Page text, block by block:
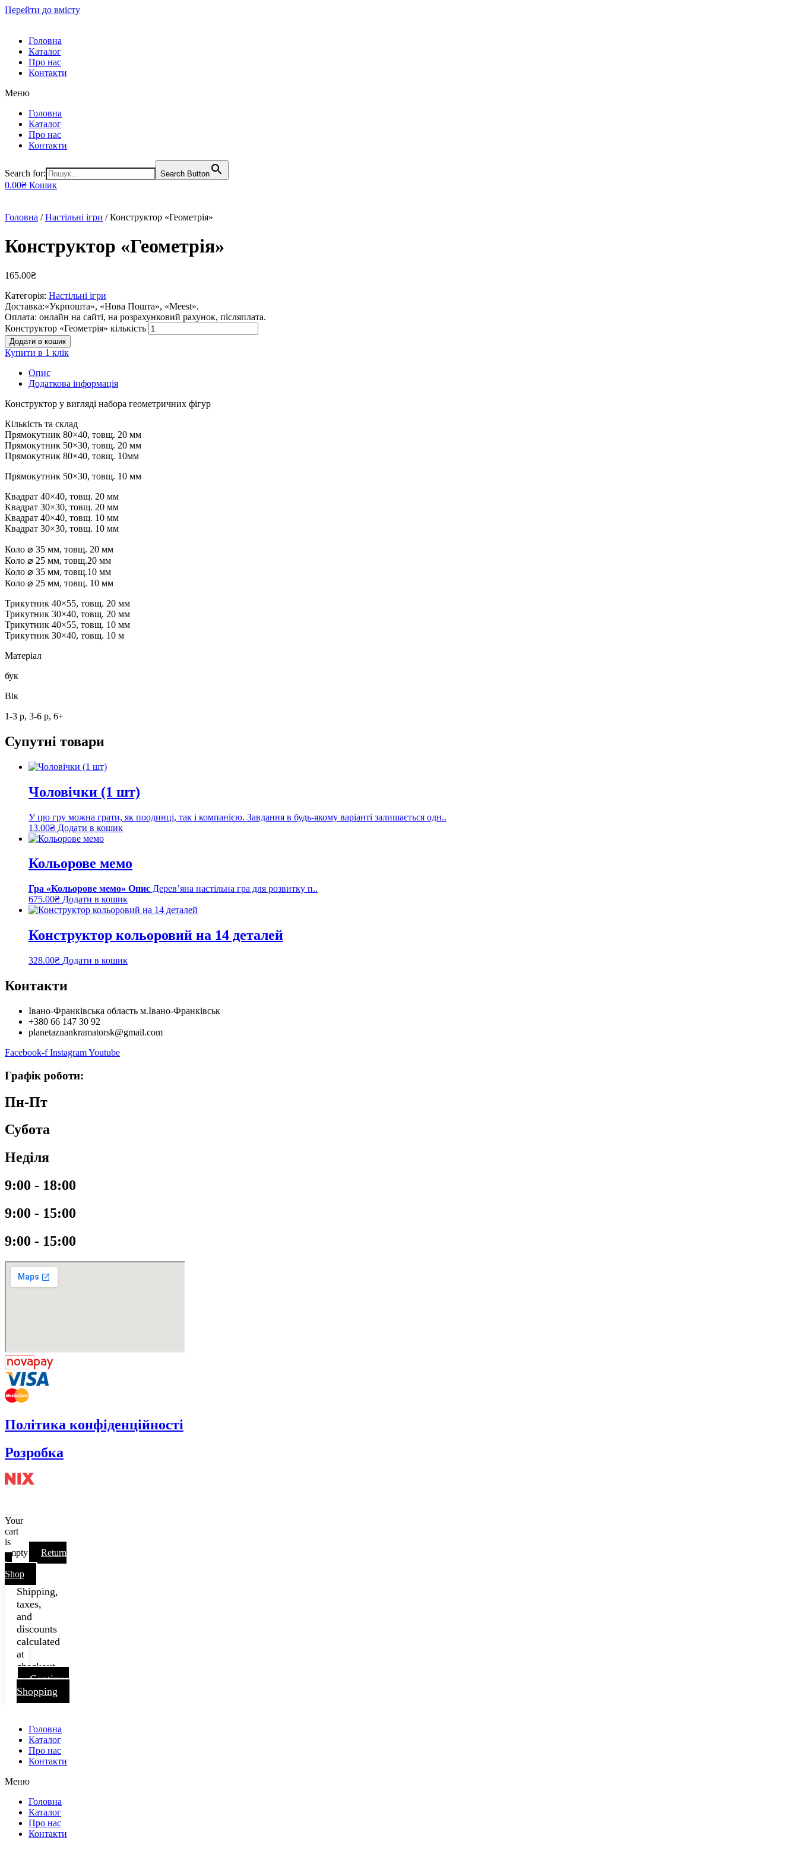
Перейти до вмісту
Головна
Каталог
Про нас
Контакти
Меню
Головна
Каталог
Про нас
Контакти
Search for: Search Button
0.00₴ Кошик
Головна /Настільні ігри / Конструктор «Геометрія»
Конструктор «Геометрія»
165.00₴
Категорія: Настільні ігри
Доставка:«Укрпошта», «Нова Пошта», «Meest».
Оплата: онлайн на сайті, на розрахунковий рахунок, післяплата.
Конструктор «Геометрія» кількість
Додати в кошик
Купити в 1 клiк
Опис
Додаткова інформація
Конструктор у вигляді набора геометричних фігур
Кількість та склад
Прямокутник 80×40, товщ. 20 мм
Прямокутник 50×30, товщ. 20 мм
Прямокутник 80×40, товщ. 10мм
Прямокутник 50×30, товщ. 10 мм
Квадрат 40×40, товщ. 20 мм
Квадрат 30×30, товщ. 20 мм
Квадрат 40×40, товщ. 10 мм
Квадрат 30×30, товщ. 10 мм
Коло ⌀ 35 мм, товщ. 20 мм
Коло ⌀ 25 мм, товщ.20 мм
Коло ⌀ 35 мм, товщ.10 мм
Коло ⌀ 25 мм, товщ. 10 мм
Трикутник 40×55, товщ. 20 мм
Трикутник 30×40, товщ. 20 мм
Трикутник 40×55, товщ. 10 мм
Трикутник 30×40, товщ. 10 м
Матеріал
бук
Вік
1-3 р, 3-6 р, 6+
Супутні товари
Чоловічки (1 шт)
У цю гру можна грати, як поодинці, так і компанією. Завдання в будь-якому варіанті залишається одн..
13.00₴ Додати в кошик
Кольорове мемо
Гра «Кольорове мемо» Опис Дерев’яна настільна гра для розвитку п..
675.00₴ Додати в кошик
Конструктор кольоровий на 14 деталей
328.00₴ Додати в кошик
Контакти
Івано-Франківська область м.Івано-Франківськ
+380 66 147 30 92
planetaznankramatorsk@gmail.com
Facebook-f InstagramYoutube
Графік роботи:
Пн-Пт
Субота
Неділя
9:00 - 18:00
9:00 - 15:00
9:00 - 15:00
Політика конфіденційності
Розробка
Your
cart
is
empty
Return
to
Shop
Shipping,
taxes,
and
discounts
calculated
at
checkout.
Continue
Shopping
Головна
Каталог
Про нас
Контакти
Меню
Головна
Каталог
Про нас
Контакти